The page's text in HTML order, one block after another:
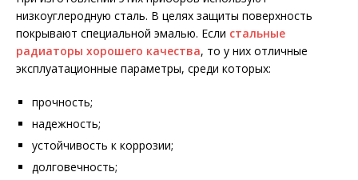
низкоуглеродную сталь. В целях защиты поверхность
покрывают специальной эмалью. Если стальные
радиаторы хорошего качества, то у них отличные
эксплуатационные параметры, среди которых:
прочность;
надежность;
устойчивость к коррозии;
долговечность;